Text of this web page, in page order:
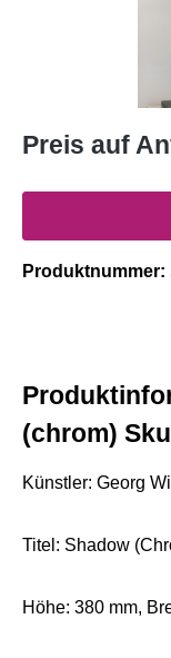
Preis auf
Produktnummer:
(chrom)
Künstler: Georg
Titel: Shadow
Höhe: 380 mm,